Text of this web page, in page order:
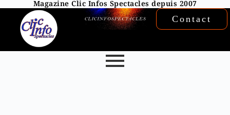
Magazine Clic Infos Spectacles depuis 2007
Contact